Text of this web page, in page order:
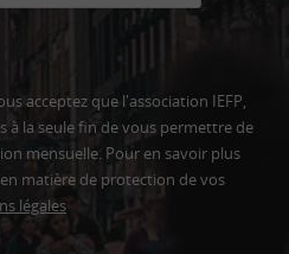
acceptez que l'association IEFP,
à la seule fin de vous permettre de
mensuelle. Pour en savoir plus
matière de protection de vos
légales